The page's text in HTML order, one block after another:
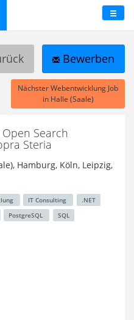
Bewerben
Nächster Webentwicklung Job
in Halle (Saale)
Search
Steria
Hamburg, Köln, Leipzig,
IT Consulting
.NET
PostgreSQL SQL